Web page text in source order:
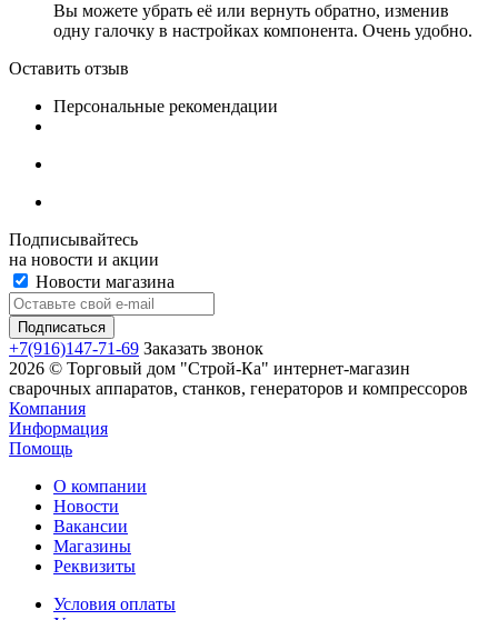
Вы можете убрать её или вернуть обратно, изменив
одну галочку в настройках компонента. Очень удобно.
Оставить отзыв
Персональные рекомендации
Подписывайтесь
на новости и акции
Новости магазина
+7(916)147-71-69 Заказать звонок
2026 © Торговый дом "Строй-Ка" интернет-магазин
сварочных аппаратов, станков, генераторов и компрессоров
Компания
Информация
Помощь
О компании
Новости
Вакансии
Магазины
Реквизиты
Условия оплаты